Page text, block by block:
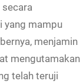
yang mampu
menjamin
mengutamakan
telah teruji